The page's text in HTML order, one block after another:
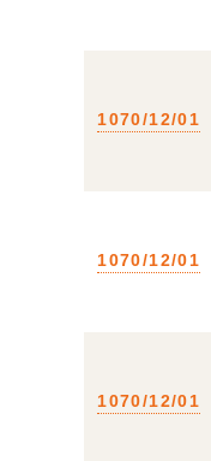
1070/12/01
1070/12/01
1070/12/01